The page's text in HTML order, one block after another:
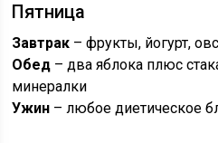
Пятница
Завтрак – фрукты, йогурт,
Обед – два яблока плюс
минералки
Ужин – любое диетическое